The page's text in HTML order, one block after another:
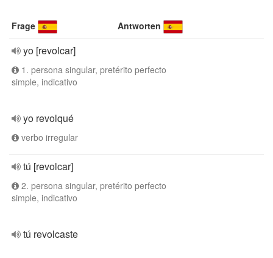
Frage Antworten
yo [revolcar]
1. persona singular, pretérito perfecto
simple, indicativo
yo revolqué
verbo irregular
tú [revolcar]
2. persona singular, pretérito perfecto
simple, indicativo
tú revolcaste